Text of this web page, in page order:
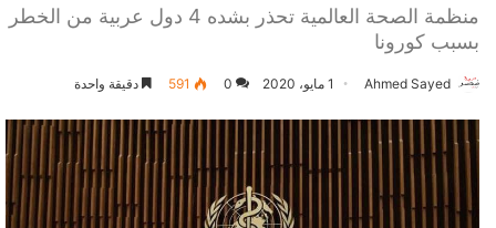
منظمة الصحة العالمية تحذر بشده 4 دول عربية من الخطر
بسبب كورونا
Ahmed Sayed 1 مايو، 2020 0
591 دقيقة واحدة